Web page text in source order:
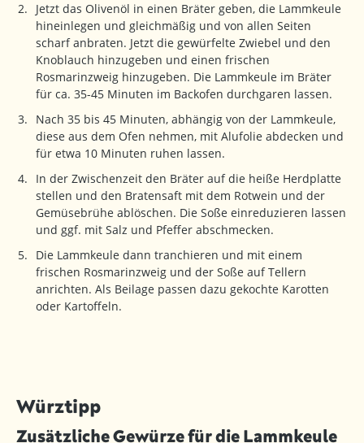
Jetzt das Olivenöl in einen Bräter geben, die Lammkeule
hineinlegen und gleichmäßig und von allen Seiten
scharf anbraten. Jetzt die gewürfelte Zwiebel und den
Knoblauch hinzugeben und einen frischen
Rosmarinzweig hinzugeben. Die Lammkeule im Bräter
für ca. 35-45 Minuten im Backofen durchgaren lassen.
Nach 35 bis 45 Minuten, abhängig von der Lammkeule,
diese aus dem Ofen nehmen, mit Alufolie abdecken und
für etwa 10 Minuten ruhen lassen.
In der Zwischenzeit den Bräter auf die heiße Herdplatte
stellen und den Bratensaft mit dem Rotwein und der
Gemüsebrühe ablöschen. Die Soße einreduzieren lassen
und ggf. mit Salz und Pfeffer abschmecken.
Die Lammkeule dann tranchieren und mit einem
frischen Rosmarinzweig und der Soße auf Tellern
anrichten. Als Beilage passen dazu gekochte Karotten
oder Kartoffeln.
Würztipp
Zusätzliche Gewürze für die Lammkeule